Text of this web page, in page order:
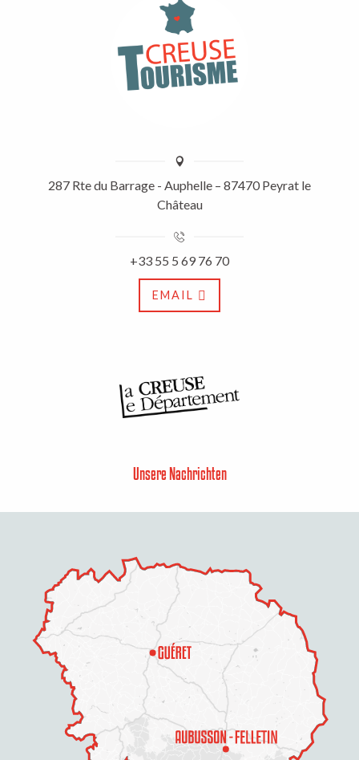
Beschreibung
Service
Preise
287 Rte du Barrage - Auphelle – 87470 Peyrat le
Château
+33 55 5 69 76 70
EMAIL
Unsere Nachrichten